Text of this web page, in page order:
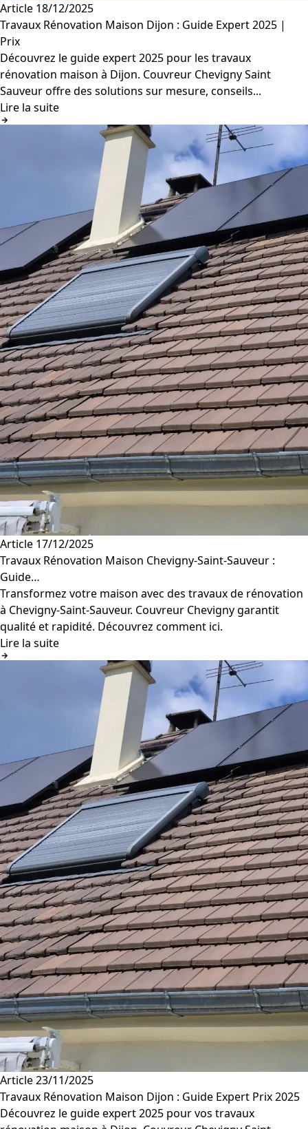
Article 18/12/2025
Travaux Rénovation Maison Dijon : Guide Expert 2025 |
Prix
Découvrez le guide expert 2025 pour les travaux
rénovation maison à Dijon. Couvreur Chevigny Saint
Sauveur offre des solutions sur mesure, conseils...
Lire la suite
Article 17/12/2025
Travaux Rénovation Maison Chevigny-Saint-Sauveur :
Guide…
Transformez votre maison avec des travaux de rénovation
à Chevigny-Saint-Sauveur. Couvreur Chevigny garantit
qualité et rapidité. Découvrez comment ici.
Lire la suite
Article23/11/2025
Travaux Rénovation Maison Dijon : Guide Expert Prix 2025
Découvrez le guide expert 2025 pour vos travaux